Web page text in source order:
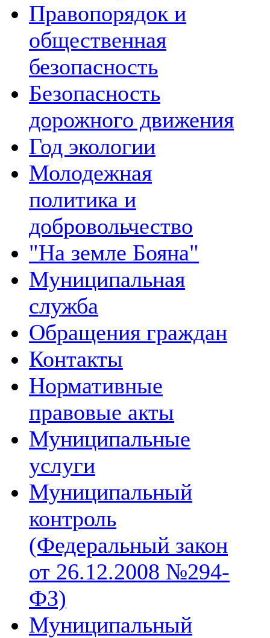
Правопорядок и
общественная
безопасность
Безопасность
дорожного движения
Год экологии
Молодежная
политика и
добровольчество
"На земле Бояна"
Муниципальная
служба
Обращения граждан
Контакты
Нормативные
правовые акты
Муниципальные
услуги
Муниципальный
контроль
(Федеральный закон
от 26.12.2008 №294-
ФЗ)
Муниципальный